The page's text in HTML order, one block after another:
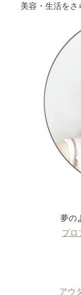
美容・生活を
夢の
プロ
アウ